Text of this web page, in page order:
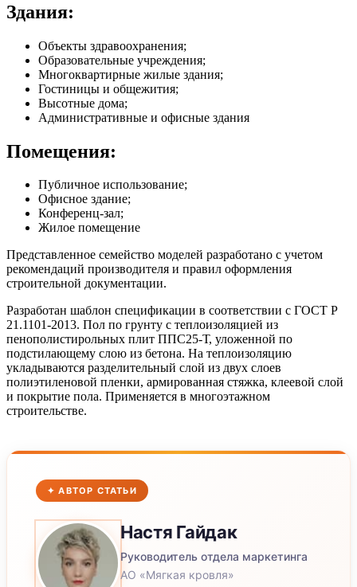
Здания:
Объекты здравоохранения;
Образовательные учреждения;
Многоквартирные жилые здания;
Гостиницы и общежития;
Высотные дома;
Административные и офисные здания
Помещения:
Публичное использование;
Офисное здание;
Конференц-зал;
Жилое помещение
Представленное семейство моделей разработано с учетом
рекомендаций производителя и правил оформления
строительной документации.
Разработан шаблон спецификации в соответствии с ГОСТ Р
21.1101-2013. Пол по грунту с теплоизоляцией из
пенополистирольных плит ППС25-Т, уложенной по
подстилающему слою из бетона. На теплоизоляцию
укладываются разделительный слой из двух слоев
полиэтиленовой пленки, армированная стяжка, клеевой слой
и покрытие пола. Применяется в многоэтажном
строительстве.
✦ АВТОР СТАТЬИ
Настя Гайдак
Руководитель отдела маркетинга
АО «Мягкая кровля»